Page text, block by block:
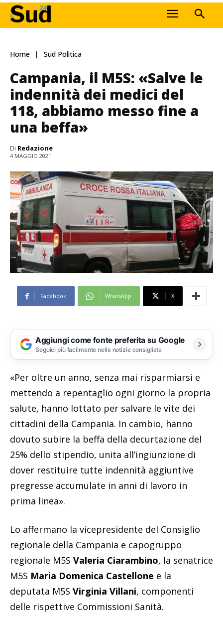
Home Sud Politica
Campania, il M5S: «Salve le
indennità dei medici del
118, abbiamo messo fine a
una beffa»
Di Redazione
4 MAGGIO 2021
Facebook WhatsApp X
Aggiungi come fonte preferita su Google
Seguici più facilmente nelle notizie consigliate
«Per oltre un anno, senza mai risparmiarsi e
mettendo a repentaglio ogni giorno la propria
salute, hanno lottato per salvare le vite dei
cittadini della Campania. In cambio, hanno
dovuto subire la beffa della decurtazione del
25% dello stipendio, unita all’ingiunzione di
dover restituire tutte indennità aggiuntive
pregresse accumulate in anni di lavoro in
prima linea».
Lo affermano la vicepresidente del Consiglio
regionale della Campania e capogruppo
regionale M5S Valeria Ciarambino, la senatrice
M5S Maria Domenica Castellone e la
deputata M5S Virginia Villani, componenti
delle rispettive Commissioni Sanità.